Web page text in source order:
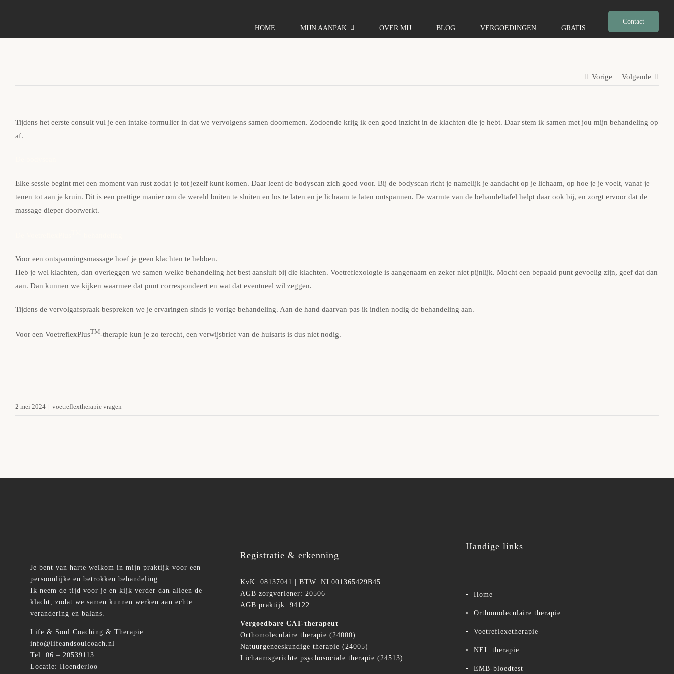
HOME MIJN AANPAK OVER MIJ BLOG VERGOEDINGEN GRATIS
Contact
Vorige Volgende
Tijdens het eerste consult vul je een intake-formulier in dat we vervolgens samen doornemen. Zodoende krijg ik een goed inzicht in de klachten die je hebt. Daar stem ik samen met jou mijn behandeling op
af.
Elke sessie begint met een moment van rust zodat je tot jezelf kunt komen. Daar leent de bodyscan zich goed voor. Bij de bodyscan richt je namelijk je aandacht op je lichaam, op hoe je je voelt, vanaf je
tenen tot aan je kruin. Dit is een prettige manier om de wereld buiten te sluiten en los te laten en je lichaam te laten ontspannen. De warmte van de behandeltafel helpt daar ook bij, en zorgt ervoor dat de
massage dieper doorwerkt.
Voor een ontspanningsmassage hoef je geen klachten te hebben.
Heb je wel klachten, dan overleggen we samen welke behandeling het best aansluit bij die klachten. Voetreflexologie is aangenaam en zeker niet pijnlijk. Mocht een bepaald punt gevoelig zijn, geef dat dan
aan. Dan kunnen we kijken waarmee dat punt correspondeert en wat dat eventueel wil zeggen.
Tijdens de vervolgafspraak bespreken we je ervaringen sinds je vorige behandeling. Aan de hand daarvan pas ik indien nodig de behandeling aan.
Voor een VoetreflexPlusTM-therapie kun je zo terecht, een verwijsbrief van de huisarts is dus niet nodig.
2 mei 2024 | voetreflextherapie vragen
Je bent van harte welkom in mijn praktijk voor een
persoonlijke en betrokken behandeling.
Ik neem de tijd voor je en kijk verder dan alleen de
klacht, zodat we samen kunnen werken aan echte
verandering en balans.
Life & Soul Coaching & Therapie
info@lifeandsoulcoach.nl
Tel: 06 – 20539113
Locatie: Hoenderloo
Registratie & erkenning
KvK: 08137041 | BTW: NL001365429B45
AGB zorgverlener: 20506
AGB praktijk: 94122
Vergoedbare CAT-therapeut
Orthomoleculaire therapie (24000)
Natuurgeneeskundige therapie (24005)
Lichaamsgerichte psychosociale therapie (24513)
Handige links
• Home
• Orthomoleculaire therapie
• Voetreflexetherapie
• NEI therapie
• EMB-bloedtest